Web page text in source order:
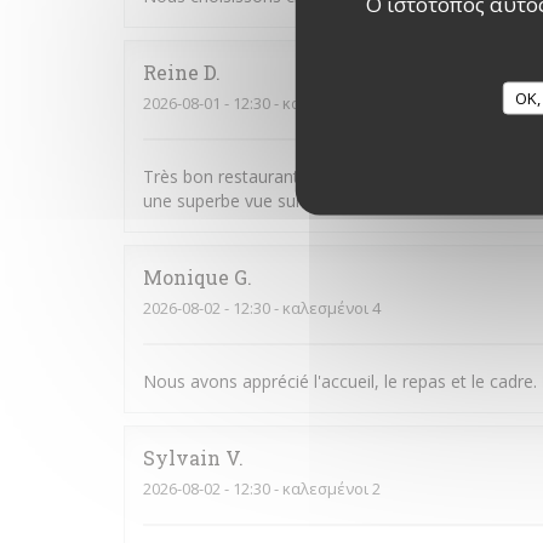
Reine D
2026-08-01 - 12:30 - καλεσμένοι 4
Très bon restaurant. La qualité des produits est là
une superbe vue sur la Moselle.
Monique G
2026-08-02 - 12:30 - καλεσμένοι 4
Nous avons apprécié l'accueil, le repas et le
Sylvain V
2026-08-02 - 12:30 - καλεσμένοι 2